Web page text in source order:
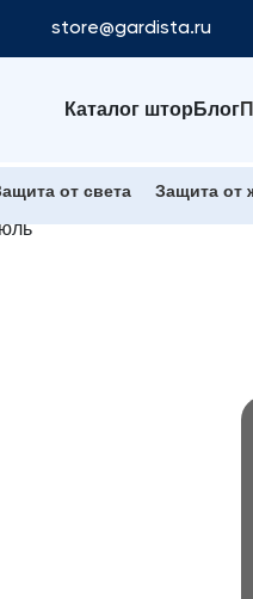
store@gardista.ru
Каталог штор Блог
от света Защита от